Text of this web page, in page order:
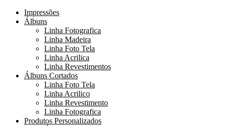
Impressões
Álbuns
Linha Fotografica
Linha Madeira
Linha Foto Tela
Linha Acrilica
Linha Revestimentos
Álbuns Cortados
Linha Foto Tela
Linha Acrilico
Linha Revestimento
Linha Fotografica
Produtos Personalizados